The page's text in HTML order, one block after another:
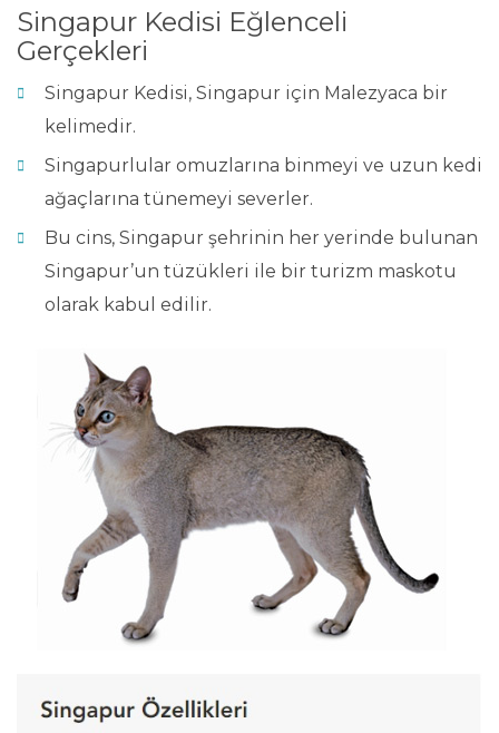
Singapur Kedisi Eğlenceli
Gerçekleri
Singapur Kedisi, Singapur için Malezyaca bir
kelimedir.
Singapurlular omuzlarına binmeyi ve uzun kedi
ağaçlarına tünemeyi severler.
Bu cins, Singapur şehrinin her yerinde bulunan
Singapur’un tüzükleri ile bir turizm maskotu
olarak kabul edilir.